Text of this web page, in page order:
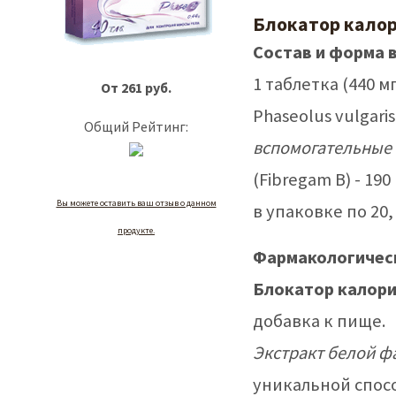
От 261 руб.
Общий Рейтинг:
Вы можете оставить ваш отзыв о данном
продукте.
Блокатор
Состав и форма
1 таблетка (440
Phaseolus
(Fibregam B) - 190
в упаковке по
Блокатор
добавка к пище.
Экстракт белой
уникальной